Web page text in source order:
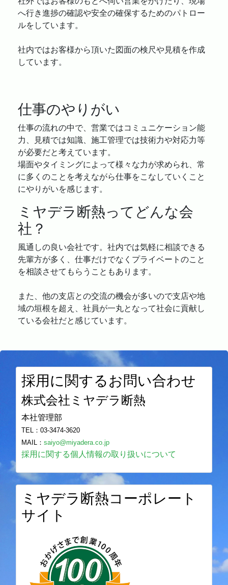
へ行き進捗の確認や安全の確保するためのパトロー
ルをしています。
社内ではお客様から頂いた図面の検尺や見積を作成
しています。
仕事のやりがい
仕事の流れの中で、営業ではコミュニケーション能
力、見積では知識、施工管理では技術力や対応力等
が必要だと考えています。
場面やタイミングによって様々な力が求められ、常
に多くのことを考えながら仕事をこなしていくこと
にやりがいを感じます。
ミヤデラ断熱ってどんな会
社？
風通しの良い会社です。社内では気軽に相談できる
先輩方が多く、仕事だけでなくプライベートのこと
を相談させてもらうこともあります。
また、他の支店との交流の機会が多いので支店や地
域の垣根を超え、社員が一丸となって社会に貢献し
ている会社だと感じています。
採用に関するお問い合わせ
株式会社ミヤデラ断熱
本社管理部
TEL：03-3474-3620
MAIL： saiyo@miyadera.co.jp
採用に関する個人情報の取り扱いについて
ミヤデラ断熱コーポレート
サイト